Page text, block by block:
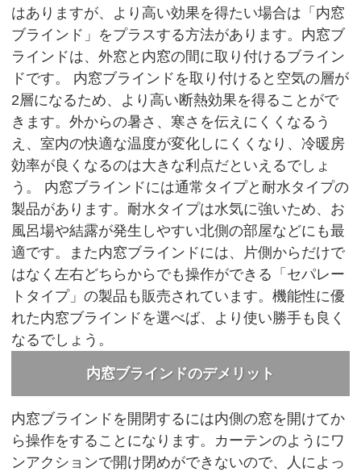
はありますが、より高い効果を得たい場合は「内窓
ブラインド」をプラスする方法があります。内窓ブ
ラインドは、外窓と内窓の間に取り付けるブライン
ドです。
内窓ブラインドを取り付けると空気の層が
2層になるため、より高い断熱効果を得ることがで
きます。外からの暑さ、寒さを伝えにくくなるう
え、室内の快適な温度が変化しにくくなり、冷暖房
効率が良くなるのは大きな利点だといえるでしょ
う。
内窓ブラインドには通常タイプと耐水タイプの
製品があります。耐水タイプは水気に強いため、お
風呂場や結露が発生しやすい北側の部屋などにも最
適です。また内窓ブラインドには、片側からだけで
はなく左右どちらからでも操作ができる「セパレー
トタイプ」の製品も販売されています。機能性に優
れた内窓ブラインドを選べば、より使い勝手も良く
なるでしょう。
内窓ブラインドのデメリット
内窓ブラインドを開閉するには内側の窓を開けてか
ら操作をすることになります。カーテンのようにワ
ンアクションで開け閉めができないので、人によっ